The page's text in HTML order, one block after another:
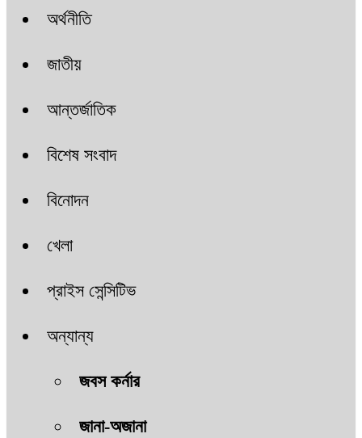
অর্থনীতি
জাতীয়
আন্তর্জাতিক
বিশেষ সংবাদ
বিনোদন
খেলা
প্রাইস সেন্সিটিভ
অন্যান্য
জবস কর্নার
জানা-অজানা